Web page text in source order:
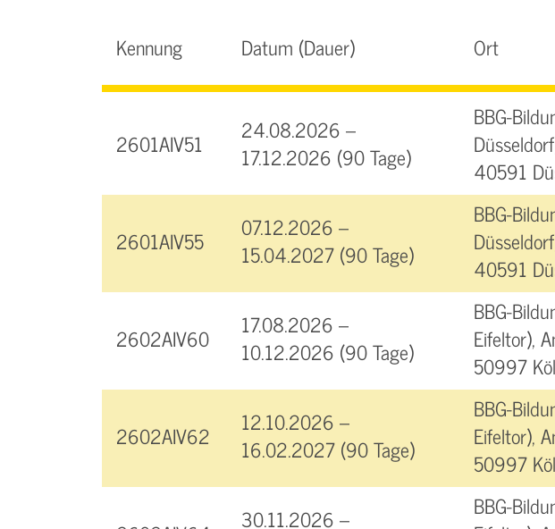
Kennung Datum (Dauer) Ort
2601AIV51
24.08.2026 –
17.12.2026 (90 Tage)
BBG-
40591
2601AIV55
07.12.2026 –
15.04.2027 (90 Tage)
BBG-
40591
2602AIV60
17.08.2026 –
10.12.2026 (90 Tage)
BBG-
Eifeltor),
50997
2602AIV62
12.10.2026 –
16.02.2027 (90 Tage)
BBG-
Eifeltor),
50997
30.11.2026 –
BBG-